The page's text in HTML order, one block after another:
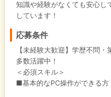
知識や経験がなくても安心し
しています！
応募条件
【未経験大歓迎】学歴不問
多数活躍中！
＜必須スキル＞
■基本的なPC操作ができる方